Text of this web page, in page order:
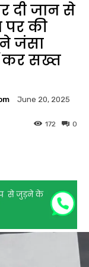
दी जान से
पर की
ने जंसा
कर सख्त
June 20, 2025
0
172